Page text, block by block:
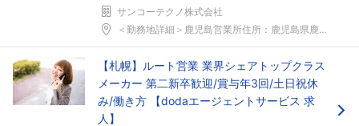
サンコーテクノ株式会社
＜勤務地詳細＞鹿児島営業所住所：鹿児島県鹿児島市錦...
【札幌】ルート営業 業界シェアトップクラス
メーカー 第二新卒歓迎/賞与年3回/土日祝休
み/働き方 【dodaエージェントサービス 求
人】